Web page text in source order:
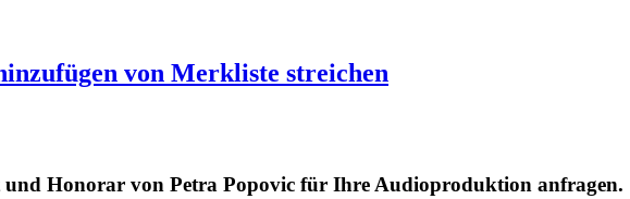
von Merkliste streichen
Honorar von Petra Popovic für Ihre Audioproduktion anfragen.